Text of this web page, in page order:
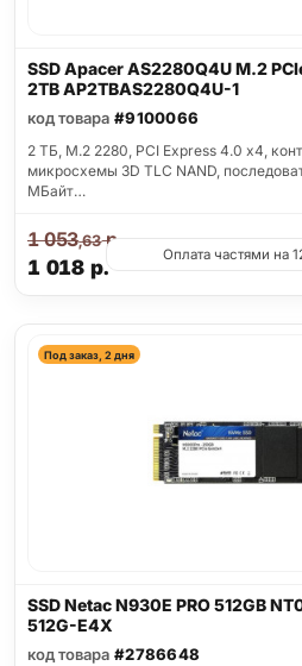
SSD Apacer AS2280Q4U M.2
2TB AP2TBAS2280Q4U-1
код товара #9100066
2 ТБ, M.2 2280, PCI Express 4.0 x4,
микросхемы 3D TLC NAND,
МБайт…
1 018 р.
1 053,63р.
Оплата частями на
Под заказ, 2 дня
SSD Netac N930E PRO 512GB
512G-E4X
код товара #2786648